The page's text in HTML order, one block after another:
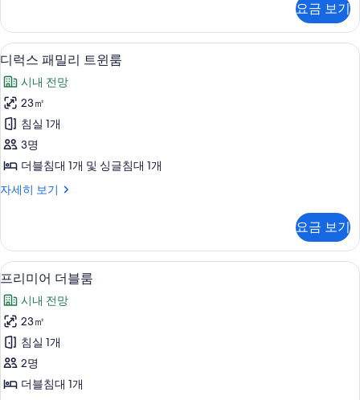
사
진
모
두
보
기
럭
스
더
블
룸
자
세
히
보
기
요금 보기
디
럭
스
패
밀
리
윈
사
진
모
두
보
기
고급 침구, 객실 내 금고, 암막 커튼, 방
6
디럭스 패밀리 트윈룸
시내 전망
23㎡
침실 1개
3명
더블침대 1개 및 싱글침대 1개
자세히 보기
디
밀
리
트
룸
자
세
히
보
기
요금 보기
프
리
미
어
더
블
고급 침구, 객실 내 금고, 암막 커튼, 방
6
프리미어 더블룸
시내 전망
23㎡
침실 1개
2명
더블침대 1개